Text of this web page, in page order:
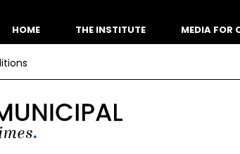
HOME THE INSTITUTE MEDIA FOR